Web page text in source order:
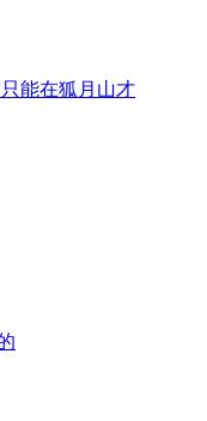
能在狐月山才